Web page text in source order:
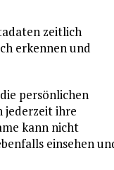
zeitlich
erkennen und
persönlichen
jederzeit ihre
kann nicht
einsehen